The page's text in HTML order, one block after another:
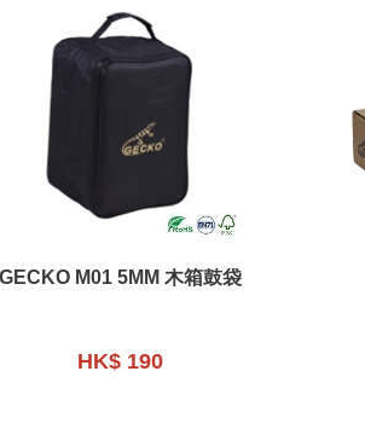
GECKO M01 5MM 木箱鼓袋
HK$ 190